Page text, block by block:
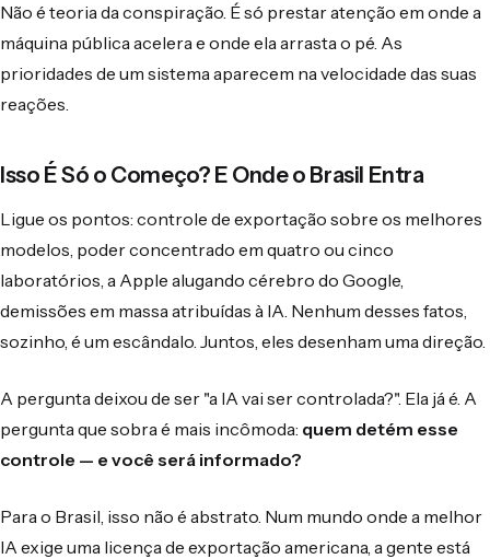
Não é teoria da conspiração. É só prestar atenção em onde a
máquina pública acelera e onde ela arrasta o pé. As
prioridades de um sistema aparecem na velocidade das suas
reações.
Isso É Só o Começo? E Onde o Brasil Entra
Ligue os pontos: controle de exportação sobre os melhores
modelos, poder concentrado em quatro ou cinco
laboratórios, a Apple alugando cérebro do Google,
demissões em massa atribuídas à IA. Nenhum desses fatos,
sozinho, é um escândalo. Juntos, eles desenham uma direção.
A pergunta deixou de ser "a IA vai ser controlada?". Ela já é. A
pergunta que sobra é mais incômoda: quem detém esse
controle — e você será informado?
Para o Brasil, isso não é abstrato. Num mundo onde a melhor
IA exige uma licença de exportação americana, a gente está